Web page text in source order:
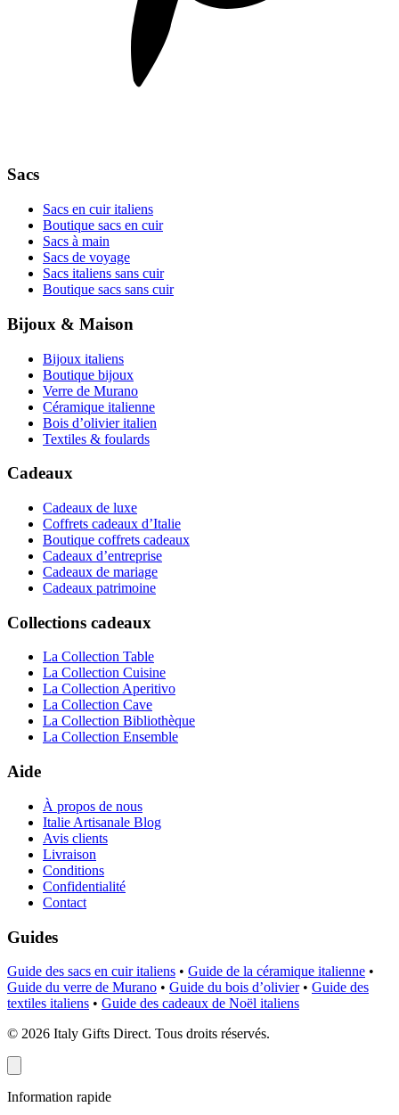
Sacs
Sacs en cuir italiens
Boutique sacs en cuir
Sacs à main
Sacs de voyage
Sacs italiens sans cuir
Boutique sacs sans cuir
Bijoux & Maison
Bijoux italiens
Boutique bijoux
Verre de Murano
Céramique italienne
Bois d’olivier italien
Textiles & foulards
Cadeaux
Cadeaux de luxe
Coffrets cadeaux d’Italie
Boutique coffrets cadeaux
Cadeaux d’entreprise
Cadeaux de mariage
Cadeaux patrimoine
Collections cadeaux
La Collection Table
La Collection Cuisine
La Collection Aperitivo
La Collection Cave
La Collection Bibliothèque
La Collection Ensemble
Aide
À propos de nous
Italie Artisanale Blog
Avis clients
Livraison
Conditions
Confidentialité
Contact
Guides
Guide des sacs en cuir italiens • Guide de la céramique italienne •
Guide du verre de Murano • Guide du bois d’olivier • Guide des
textiles italiens • Guide des cadeaux de Noël italiens
© 2026 Italy Gifts Direct. Tous droits réservés.
Information rapide